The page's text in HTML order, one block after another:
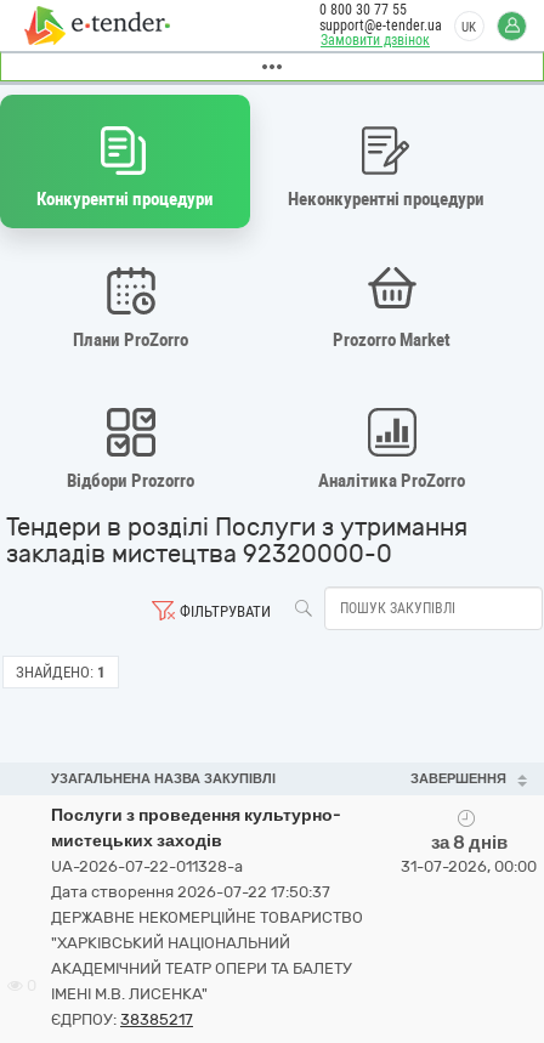
Замовити дзвінок
0 800 30 77 55
support@e-tender.ua
UK
Конкурентні процедури Неконкурентні процедури
Плани ProZorro Prozorro Market
Відбори Prozorro Аналітика ProZorro
Тендери в розділі Послуги з утримання
закладів мистецтва 92320000-0
ФІЛЬТРУВАТИ
ЗНАЙДЕНО: 1
УЗАГАЛЬНЕНА НАЗВА ЗАКУПІВЛІ ЗАВЕРШЕННЯ
Послуги з проведення культурно-
мистецьких заходів
UA-2026-07-22-011328-a
Дата створення 2026-07-22 17:50:37
ДЕРЖАВНЕ НЕКОМЕРЦІЙНЕ ТОВАРИСТВО
"ХАРКІВСЬКИЙ НАЦІОНАЛЬНИЙ
АКАДЕМІЧНИЙ ТЕАТР ОПЕРИ ТА БАЛЕТУ
ІМЕНІ М.В. ЛИСЕНКА"
ЄДРПОУ: 38385217
за 8 днів
31-07-2026, 00:00